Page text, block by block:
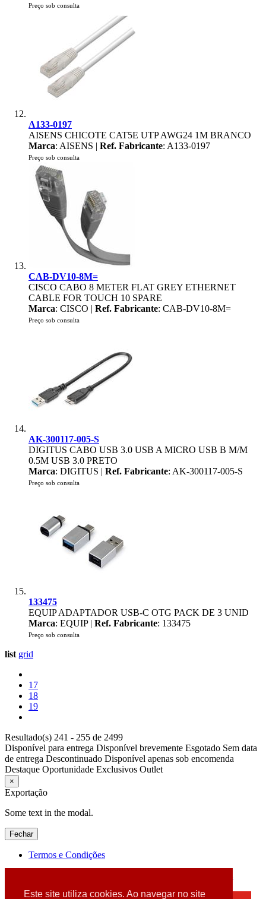
Este site utiliza cookies. Ao navegar no site
Preço sob consulta
A133-0197
AISENS CHICOTE CAT5E UTP AWG24 1M BRANCO
Marca: AISENS | Ref. Fabricante: A133-0197
Preço sob consulta
CAB-DV10-8M=
CISCO CABO 8 METER FLAT GREY ETHERNET
CABLE FOR TOUCH 10 SPARE
Marca: CISCO | Ref. Fabricante: CAB-DV10-8M=
Preço sob consulta
AK-300117-005-S
DIGITUS CABO USB 3.0 USB A MICRO USB B M/M
0.5M USB 3.0 PRETO
Marca: DIGITUS | Ref. Fabricante: AK-300117-005-S
Preço sob consulta
133475
EQUIP ADAPTADOR USB-C OTG PACK DE 3 UNID
Marca: EQUIP | Ref. Fabricante: 133475
Preço sob consulta
list grid
17
18
19
Resultado(s) 241 - 255 de 2499
Disponível para entrega Disponível brevemente Esgotado Sem data
de entrega Descontinuado Disponível apenas sob encomenda
Destaque Oportunidade Exclusivos Outlet
×
Exportação
Some text in the modal.
Fechar
Termos e Condições